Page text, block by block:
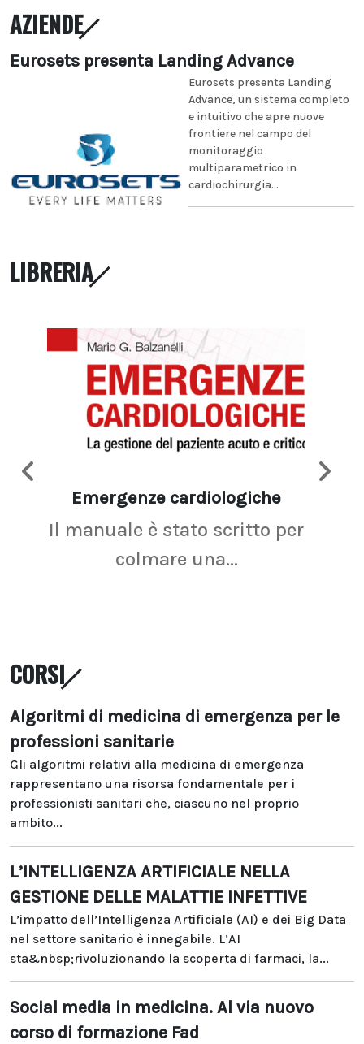
AZIENDE
Eurosets presenta Landing Advance
Eurosets presenta Landing
Advance, un sistema completo
e intuitivo che apre nuove
frontiere nel campo del
monitoraggio
multiparametrico in
cardiochirurgia...
LIBRERIA
Emergenze cardiologiche
Il manuale è stato scritto per
colmare una...
CORSI
Algoritmi di medicina di emergenza per le
professioni sanitarie
Gli algoritmi relativi alla medicina di emergenza
rappresentano una risorsa fondamentale per i
professionisti sanitari che, ciascuno nel proprio
ambito...
L’INTELLIGENZA ARTIFICIALE NELLA
GESTIONE DELLE MALATTIE INFETTIVE
L’impatto dell’Intelligenza Artificiale (AI) e dei Big Data
nel settore sanitario è innegabile. L’AI
sta&nbsp;rivoluzionando la scoperta di farmaci, la...
Social media in medicina. Al via nuovo
corso di formazione Fad